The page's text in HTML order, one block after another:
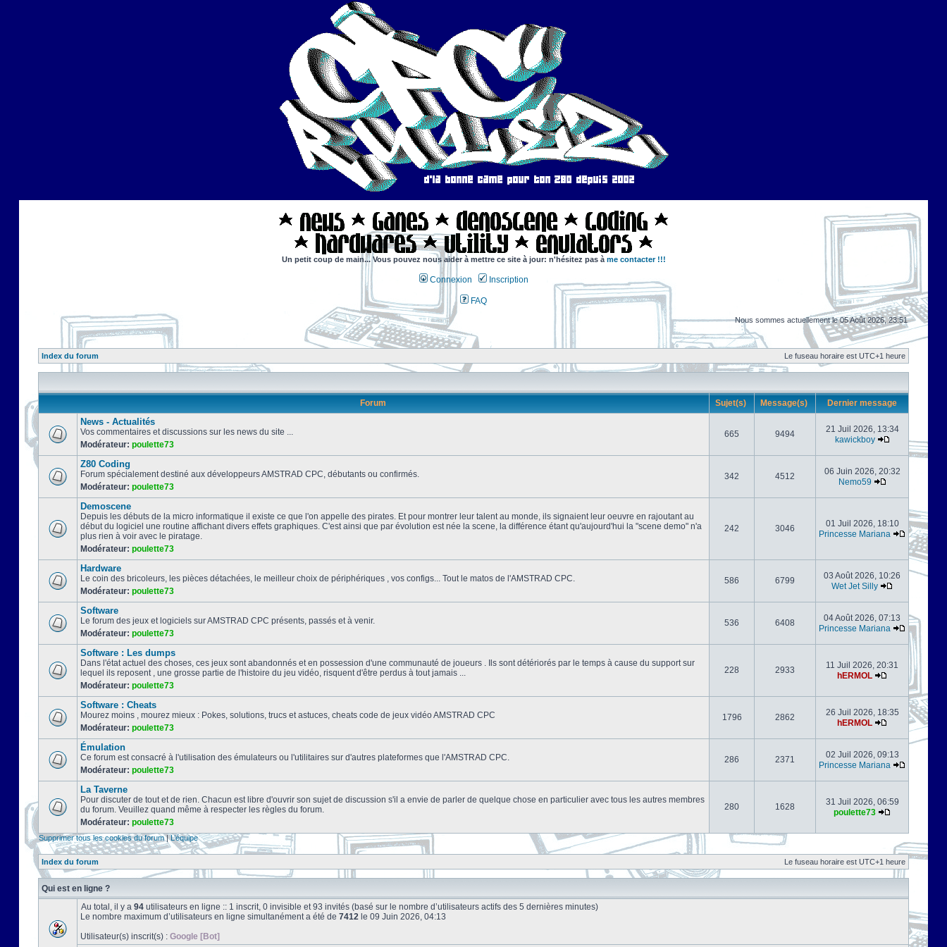
Un petit coup de main... Vous pouvez nous aider à mettre ce site à jour: n'hésitez pas à me contacter !!!
Connexion Inscription
FAQ
Nous sommes actuellement le 05 Août 2026, 23:51
Index du forum Le fuseau horaire est UTC+1 heure
Forum Sujet(s) Message(s) Dernier message
News - Actualités
Vos commentaires et discussions sur les news du site ...
Modérateur: poulette73
665 9494
21 Juil 2026, 13:34
kawickboy
Z80 Coding
Forum spécialement destiné aux développeurs AMSTRAD CPC, débutants ou confirmés.
Modérateur: poulette73
342 4512
06 Juin 2026, 20:32
Nemo59
Demoscene
Depuis les débuts de la micro informatique il existe ce que l'on appelle des pirates. Et pour montrer leur talent au monde, ils signaient leur oeuvre en rajoutant au
début du logiciel une routine affichant divers effets graphiques. C'est ainsi que par évolution est née la scene, la différence étant qu'aujourd'hui la "scene demo" n'a
plus rien à voir avec le piratage.
Modérateur: poulette73
242 3046
01 Juil 2026, 18:10
Princesse Mariana
Hardware
Le coin des bricoleurs, les pièces détachées, le meilleur choix de périphériques , vos configs... Tout le matos de l'AMSTRAD CPC.
Modérateur: poulette73
586 6799
03 Août 2026, 10:26
Wet Jet Silly
Software
Le forum des jeux et logiciels sur AMSTRAD CPC présents, passés et à venir.
Modérateur: poulette73
536 6408
04 Août 2026, 07:13
Princesse Mariana
Software : Les dumps
Dans l'état actuel des choses, ces jeux sont abandonnés et en possession d'une communauté de joueurs . Ils sont détériorés par le temps à cause du support sur
lequel ils reposent , une grosse partie de l'histoire du jeu vidéo, risquent d'être perdus à tout jamais ...
Modérateur: poulette73
228 2933
11 Juil 2026, 20:31
hERMOL
Software : Cheats
Mourez moins , mourez mieux : Pokes, solutions, trucs et astuces, cheats code de jeux vidéo AMSTRAD CPC
Modérateur: poulette73
1796 2862
26 Juil 2026, 18:35
hERMOL
Émulation
Ce forum est consacré à l'utilisation des émulateurs ou l'utilitaires sur d'autres plateformes que l'AMSTRAD CPC.
Modérateur: poulette73
286 2371
02 Juil 2026, 09:13
Princesse Mariana
La Taverne
Pour discuter de tout et de rien. Chacun est libre d'ouvrir son sujet de discussion s'il a envie de parler de quelque chose en particulier avec tous les autres membres
du forum. Veuillez quand même à respecter les règles du forum.
Modérateur: poulette73
280 1628
31 Juil 2026, 06:59
poulette73
Supprimer tous les cookies du forum|L’équipe
Index du forum Le fuseau horaire est UTC+1 heure
Qui est en ligne ?
Au total, il y a 94 utilisateurs en ligne :: 1 inscrit, 0 invisible et 93 invités (basé sur le nombre d’utilisateurs actifs des 5 dernières minutes)
Le nombre maximum d’utilisateurs en ligne simultanément a été de 7412 le 09 Juin 2026, 04:13
Utilisateur(s) inscrit(s) : Google [Bot]